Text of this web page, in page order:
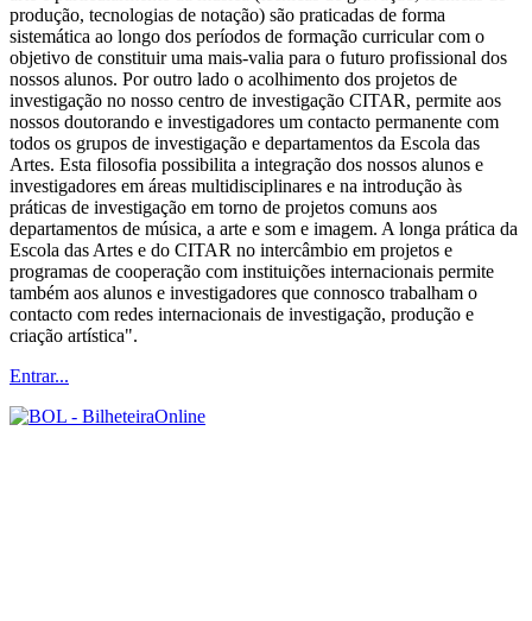
produção, tecnologias de notação) são praticadas de forma
sistemática ao longo dos períodos de formação curricular com o
objetivo de constituir uma mais-valia para o futuro profissional dos
nossos alunos. Por outro lado o acolhimento dos projetos de
investigação no nosso centro de investigação CITAR, permite aos
nossos doutorando e investigadores um contacto permanente com
todos os grupos de investigação e departamentos da Escola das
Artes. Esta filosofia possibilita a integração dos nossos alunos e
investigadores em áreas multidisciplinares e na introdução às
práticas de investigação em torno de projetos comuns aos
departamentos de música, a arte e som e imagem. A longa prática da
Escola das Artes e do CITAR no intercâmbio em projetos e
programas de cooperação com instituições internacionais permite
também aos alunos e investigadores que connosco trabalham o
contacto com redes internacionais de investigação, produção e
criação artística".
Entrar...